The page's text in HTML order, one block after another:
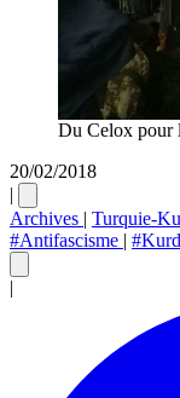
Du Celox pour
20/02/2018
|
Archives | Turquie-
#Antifascisme |
|